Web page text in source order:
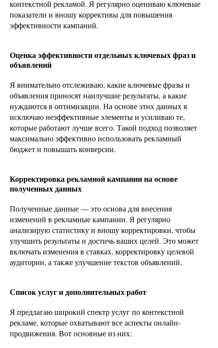
контекстной рекламой. Я регулярно оцениваю ключевые
показатели и вношу коррективы для повышения
эффективности кампаний.
Оценка эффективности отдельных ключевых фраз и
объявлений
Я внимательно отслеживаю, какие ключевые фразы и
объявления приносят наилучшие результаты, а какие
нуждаются в оптимизации. На основе этих данных я
исключаю неэффективные элементы и усиливаю те,
которые работают лучше всего. Такой подход позволяет
максимально эффективно использовать рекламный
бюджет и повышать конверсии.
Корректировка рекламной кампании на основе
полученных данных
Полученные данные — это основа для внесения
изменений в рекламные кампании. Я регулярно
анализирую статистику и вношу корректировки, чтобы
улучшить результаты и достичь ваших целей. Это может
включать изменения в ставках, корректировку целевой
аудитории, а также улучшение текстов объявлений.
Список услуг и дополнительных работ
Я предлагаю широкий спектр услуг по контекстной
рекламе, которые охватывают все аспекты онлайн-
продвижения. Вот основные из них: